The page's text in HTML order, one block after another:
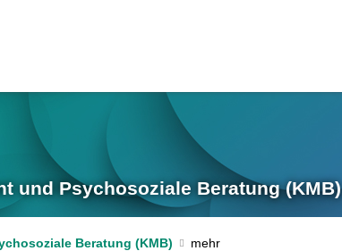
und Psychosoziale Beratung (KMB)
Beratung (KMB)